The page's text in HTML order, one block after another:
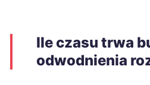
Ile czasu trwa
odwodnienia